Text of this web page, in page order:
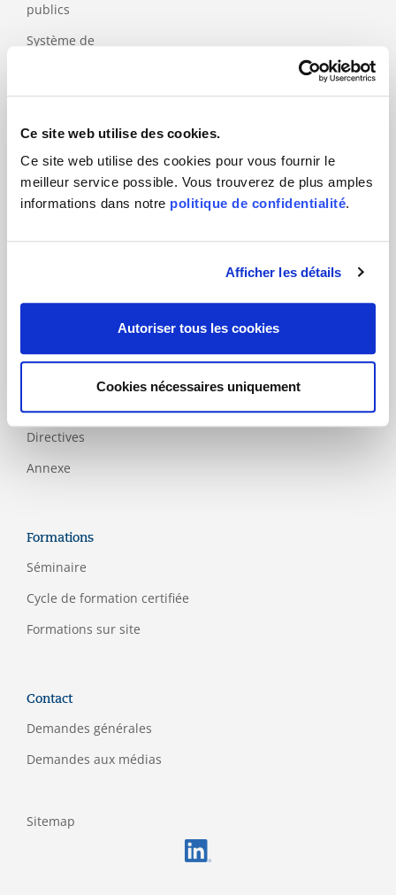
Ce site web utilise des cookies.
Ce site web utilise des cookies pour vous fournir le
meilleur service possible. Vous trouverez de plus amples
informations dans notre politique de confidentialité.
Afficher les détails
Autoriser tous les cookies
Cookies nécessaires uniquement
publics
Système de
Produits
Normes
Spécifiques
Labels
Directives
Annexe
Formations
Séminaire
Cycle de formation certifiée
Formations sur site
Contact
Demandes générales
Demandes aux médias
Sitemap